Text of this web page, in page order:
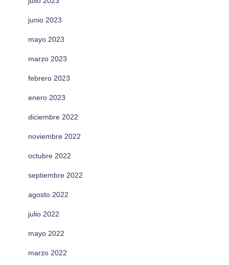
junio 2023
mayo 2023
marzo 2023
febrero 2023
enero 2023
diciembre 2022
noviembre 2022
octubre 2022
septiembre 2022
agosto 2022
julio 2022
mayo 2022
marzo 2022